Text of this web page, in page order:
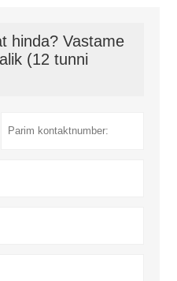
hinda? Vastame
(12 tunni